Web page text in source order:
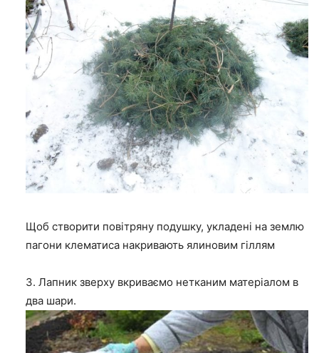
Щоб створити повітряну подушку, укладені на землю
пагони клематиса накривають ялиновим гіллям
3. Лапник зверху вкриваємо нетканим матеріалом в
два шари.